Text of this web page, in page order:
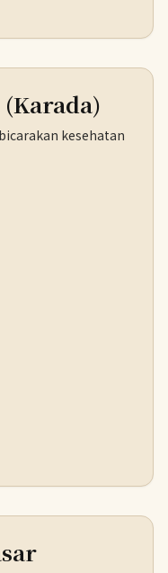
kesehatan